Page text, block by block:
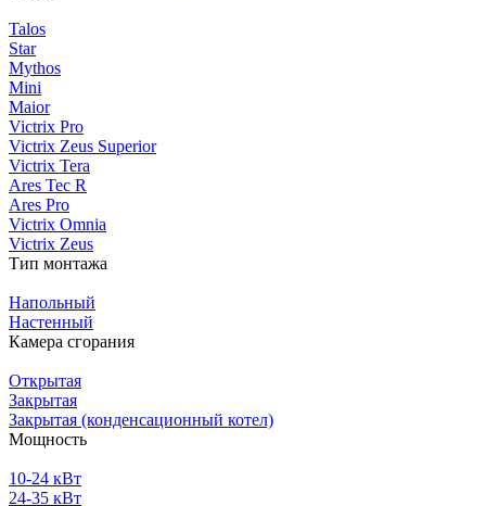
Talos
Star
Mythos
Mini
Maior
Victrix Pro
Victrix Zeus Superior
Victrix Tera
Ares Tec R
Ares Pro
Victrix Omnia
Victrix Zeus
Тип монтажа
Напольный
Настенный
Камера сгорания
Открытая
Закрытая
Закрытая (конденсационный котел)
Мощность
10-24 кВт
24-35 кВт